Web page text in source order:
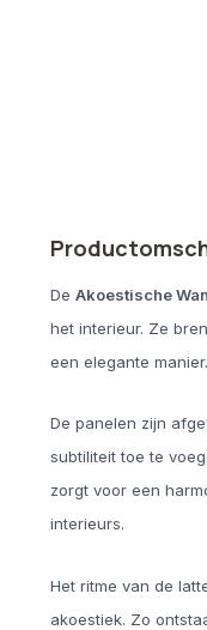
De Akoestische
het interieur. Ze
een elegante manier.
De panelen zijn
subtiliteit toe te
zorgt voor een
interieurs.
Het ritme van de
akoestiek. Zo